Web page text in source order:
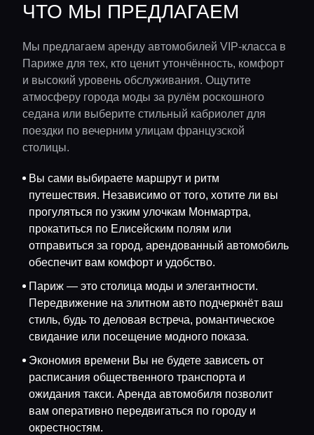
ЧТО МЫ ПРЕДЛАГАЕМ
Мы предлагаем аренду автомобилей VIP-класса в
Париже для тех, кто ценит утончённость, комфорт
и высокий уровень обслуживания. Ощутите
атмосферу города моды за рулём роскошного
седана или выберите стильный кабриолет для
поездки по вечерним улицам французской
столицы.
Вы сами выбираете маршрут и ритм
путешествия. Независимо от того, хотите ли вы
прогуляться по узким улочкам Монмартра,
прокатиться по Елисейским полям или
отправиться за город, арендованный автомобиль
обеспечит вам комфорт и удобство.
Париж — это столица моды и элегантности.
Передвижение на элитном авто подчеркнёт ваш
стиль, будь то деловая встреча, романтическое
свидание или посещение модного показа.
Экономия времени Вы не будете зависеть от
расписания общественного транспорта и
ожидания такси. Аренда автомобиля позволит
вам оперативно передвигаться по городу и
окрестностям.